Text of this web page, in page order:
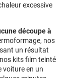
excessive
découpe à
nos
un résultat
kits film teinté
voiture en un